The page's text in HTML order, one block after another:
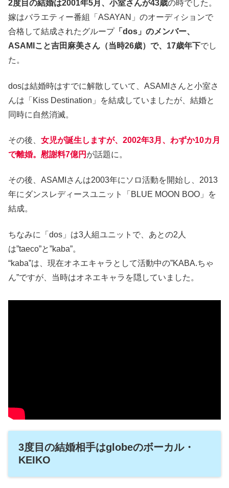
2度目の結婚は2001年5月、小室さんが43歳の時でした。
嫁はバラエティー番組「ASAYAN」のオーディションで
合格して結成されたグループ「dos」のメンバー、
ASAMIこと吉田麻美さん（当時26歳）で、17歳年下でし
た。
dosは結婚時はすでに解散していて、ASAMIさんと小室さ
んは「Kiss Destination」を結成していましたが、結婚と
同時に自然消滅。
その後、 女児が誕生しますが、2002年3月、わずか10カ月
で離婚。 慰謝料7億円 が話題に。
その後、ASAMIさんは2003年にソロ活動を開始し、2013
年にダンスレディースユニット「BLUE MOON BOO」を
結成。
ちなみに「dos」は3人組ユニットで、あとの2人
は”taeco”と”kaba”。
“kaba”は、現在オネエキャラとして活動中の”KABA.ちゃ
ん”ですが、当時はオネエキャラを隠していました。
3度目の結婚相手はglobeのボーカル・
KEIKO